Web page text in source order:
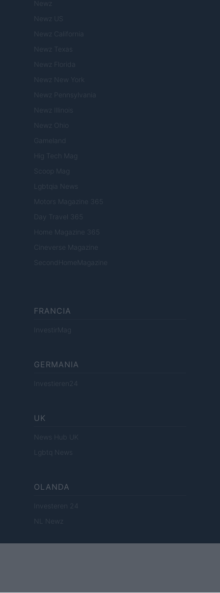
Newz
Newz US
Newz California
Newz Texas
Newz Florida
Newz New York
Newz Pennsylvania
Newz Illinois
Newz Ohio
Gameland
Hig Tech Mag
Scoop Mag
Lgbtqia News
Motors Magazine 365
Day Travel 365
Home Magazine 365
Cineverse Magazine
SecondHomeMagazine
FRANCIA
InvestirMag
GERMANIA
Investieren24
UK
News Hub UK
Lgbtq News
OLANDA
Investeren 24
NL Newz